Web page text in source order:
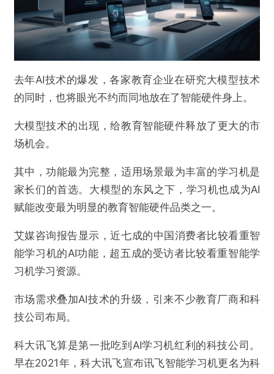
去年AI技术的爆发，各家教育企业在研究大模型技术
的同时，也将眼光不约而同地放在了智能硬件身上。
大模型技术的出现，给教育智能硬件释放了更大的市
场机会。
其中，功能最为完整，适用场景最为丰富的学习机是
家长们的首选。大模型的东风之下，学习机也成为AI
赋能改变最为明显的教育智能硬件品类之一。
艾媒咨询报告显示，近七成的中国消费者比较看重智
能学习机的AI功能，超五成的受访者比较看重智能学
习机学习资源。
市场需求叠加AI技术的升级，引来不少教育厂商和科
技公司布局。
科大讯飞算是第一批吃到AI学习机红利的科技公司。
早在2021年，科大讯飞宣布讯飞智能学习机更名为科